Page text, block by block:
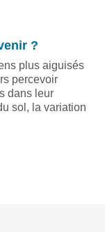
?
plus aiguisés
percevoir
dans leur
sol, la variation